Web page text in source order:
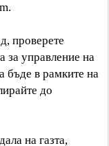
проверете
за управление на
бъде в рамките на
до
на газта,